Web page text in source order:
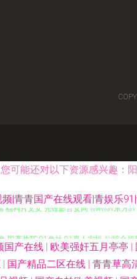
可能还对以下资源感兴趣：
|青青国产在线观看|青娱乐
福利片父女 先锋影音女同 wwwav东方
人图片网 91探花极品 豆花吃瓜黑料一
国产在线 | 欧美强奸五月亭亭 |
| 国产精品二区在线 | 青青草高